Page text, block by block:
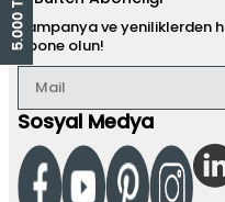
Kampanya ve yeniliklerden
abone olun!
Sosyal Medya